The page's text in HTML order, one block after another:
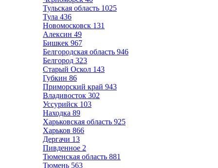
Тульская область 1025
Тула 436
Новомосковск 131
Алексин 49
Бишкек 967
Белгородская область 946
Белгород 323
Старый Оскол 143
Губкин 86
Приморский край 943
Владивосток 302
Уссурийск 103
Находка 89
Харьковская область 925
Харьков 866
Дергачи 13
Пивденное 2
Тюменская область 881
Тюмень 563